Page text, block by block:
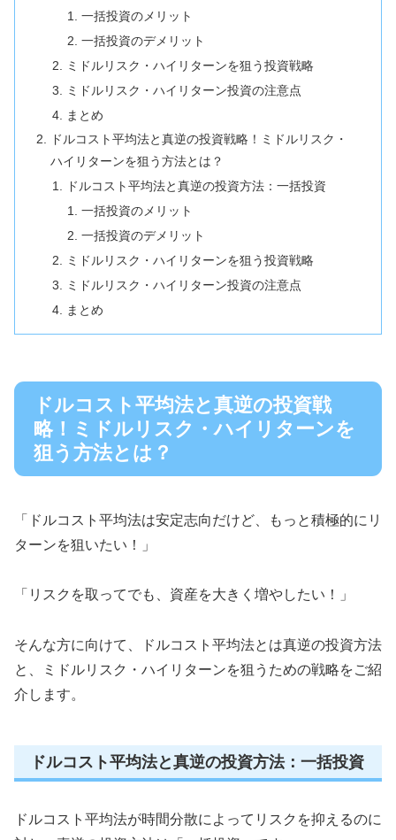
一括投資のメリット
一括投資のデメリット
ミドルリスク・ハイリターンを狙う投資戦略
ミドルリスク・ハイリターン投資の注意点
まとめ
ドルコスト平均法と真逆の投資戦略！ミドルリスク・
ハイリターンを狙う方法とは？
ドルコスト平均法と真逆の投資方法：一括投資
一括投資のメリット
一括投資のデメリット
ミドルリスク・ハイリターンを狙う投資戦略
ミドルリスク・ハイリターン投資の注意点
まとめ
ドルコスト平均法と真逆の投資戦
略！ミドルリスク・ハイリターンを
狙う方法とは？
「ドルコスト平均法は安定志向だけど、もっと積極的にリ
ターンを狙いたい！」
「リスクを取ってでも、資産を大きく増やしたい！」
そんな方に向けて、ドルコスト平均法とは真逆の投資方法
と、ミドルリスク・ハイリターンを狙うための戦略をご紹
介します。
ドルコスト平均法と真逆の投資方法：一括投資
ドルコスト平均法が時間分散によってリスクを抑えるのに